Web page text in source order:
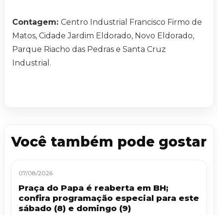
Contagem: Centro Industrial Francisco Firmo de
Matos, Cidade Jardim Eldorado, Novo Eldorado,
Parque Riacho das Pedras e Santa Cruz
Industrial.
Você também pode gostar
07/08/2026
Praça do Papa é reaberta em BH;
confira programação especial para este
sábado (8) e domingo (9)